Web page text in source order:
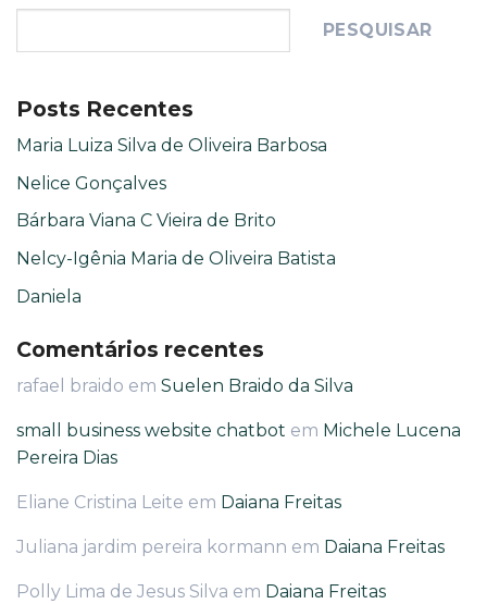
PESQUISAR
Posts Recentes
Maria Luiza Silva de Oliveira Barbosa
Nelice Gonçalves
Bárbara Viana C Vieira de Brito
Nelcy-Igênia Maria de Oliveira Batista
Daniela
Comentários recentes
rafael braido em Suelen Braido da Silva
small business website chatbot em Michele Lucena
Pereira Dias
Eliane Cristina Leite em Daiana Freitas
Juliana jardim pereira kormann em Daiana Freitas
Polly Lima de Jesus Silva em Daiana Freitas